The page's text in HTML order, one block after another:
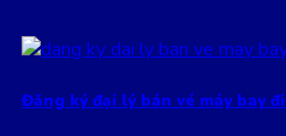
Đăng ký đại lý bán vé máy bay